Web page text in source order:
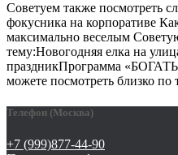
Советуем также посмотреть
фокусника на корпоративе
максимально веселым
тему:Новогодняя елка на
праздникПрограмма
можете посмотреть близко по
Телефон (Москва)
+7 (999)877-44-90